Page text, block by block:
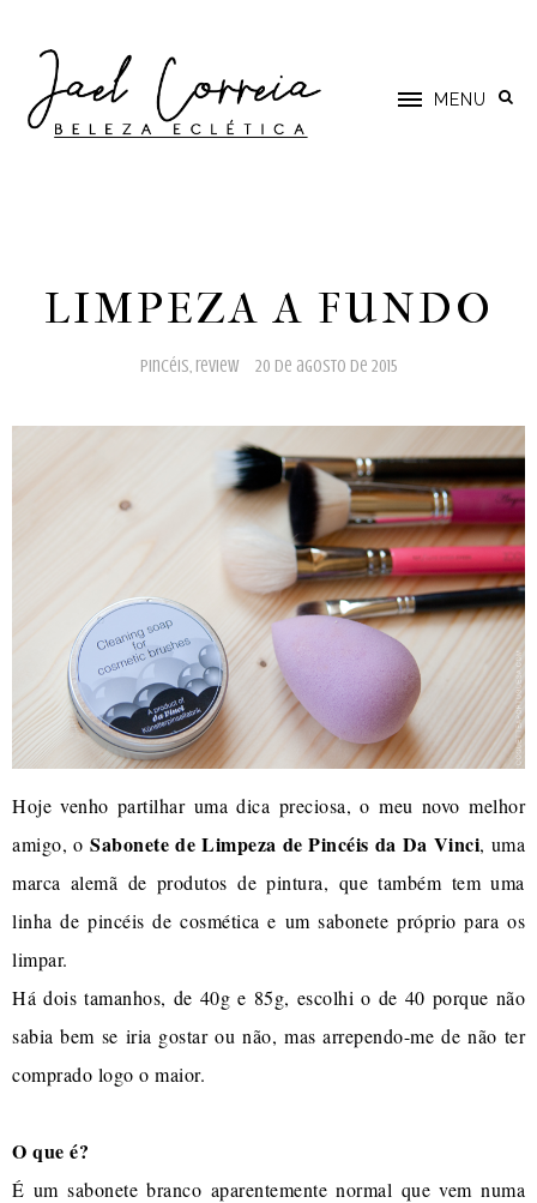
MENU
LIMPEZA A FUNDO
pincéis, review 20 de agosto de 2015
Hoje venho partilhar uma dica preciosa, o meu novo melhor
amigo, oSabonete de Limpeza de Pincéis da Da Vinci, uma
marca alemã de produtos de pintura, que também tem uma
linha de pincéis de cosmética e um sabonete próprio para os
limpar.
Há dois tamanhos, de 40g e 85g, escolhi o de 40 porque não
sabia bem se iria gostar ou não, mas arrependo-me de não ter
comprado logo o maior.
O que é?
É um sabonete branco aparentemente normal que vem numa